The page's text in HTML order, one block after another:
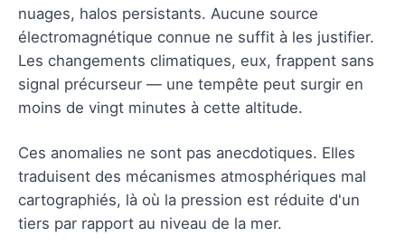
nuages, halos persistants. Aucune source
électromagnétique connue ne suffit à les justifier.
Les changements climatiques, eux, frappent sans
signal précurseur — une tempête peut surgir en
moins de vingt minutes à cette altitude.
Ces anomalies ne sont pas anecdotiques. Elles
traduisent des mécanismes atmosphériques mal
cartographiés, là où la pression est réduite d'un
tiers par rapport au niveau de la mer.